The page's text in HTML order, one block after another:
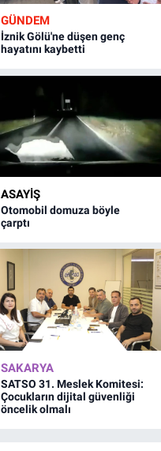
GÜNDEM
İznik Gölü'ne düşen genç
hayatını kaybetti
ASAYİŞ
Otomobil domuza böyle
çarptı
SAKARYA
SATSO 31. Meslek Komitesi:
Çocukların dijital güvenliği
öncelik olmalı